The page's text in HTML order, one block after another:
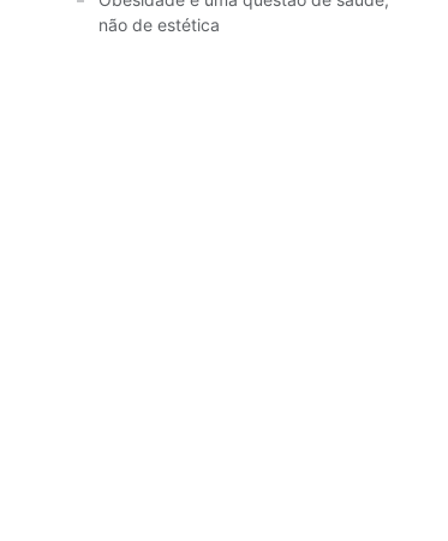
não de estética